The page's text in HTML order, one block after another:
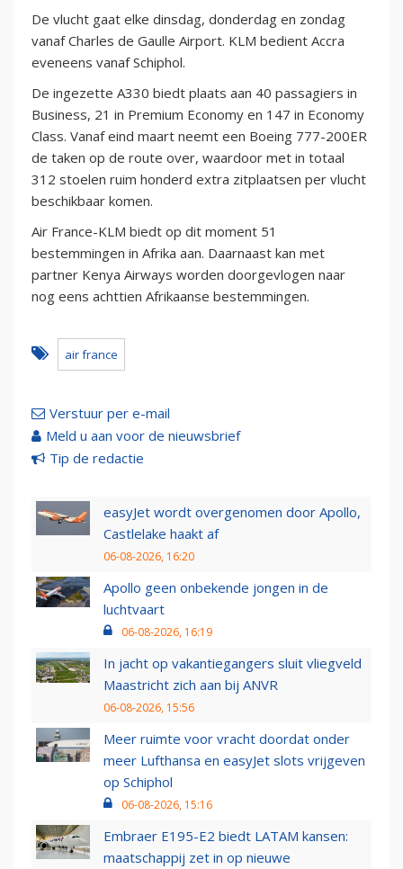
De vlucht gaat elke dinsdag, donderdag en zondag
vanaf Charles de Gaulle Airport. KLM bedient Accra
eveneens vanaf Schiphol.
De ingezette A330 biedt plaats aan 40 passagiers in
Business, 21 in Premium Economy en 147 in Economy
Class. Vanaf eind maart neemt een Boeing 777-200ER
de taken op de route over, waardoor met in totaal
312 stoelen ruim honderd extra zitplaatsen per vlucht
beschikbaar komen.
Air France-KLM biedt op dit moment 51
bestemmingen in Afrika aan. Daarnaast kan met
partner Kenya Airways worden doorgevlogen naar
nog eens achttien Afrikaanse bestemmingen.
air france
Verstuur per e-mail
Meld u aan voor de nieuwsbrief
Tip de redactie
easyJet wordt overgenomen door Apollo,
Castlelake haakt af
06-08-2026, 16:20
Apollo geen onbekende jongen in de
luchtvaart
06-08-2026, 16:19
In jacht op vakantiegangers sluit vliegveld
Maastricht zich aan bij ANVR
06-08-2026, 15:56
Meer ruimte voor vracht doordat onder
meer Lufthansa en easyJet slots vrijgeven
op Schiphol
06-08-2026, 15:16
Embraer E195-E2 biedt LATAM kansen:
maatschappij zet in op nieuwe